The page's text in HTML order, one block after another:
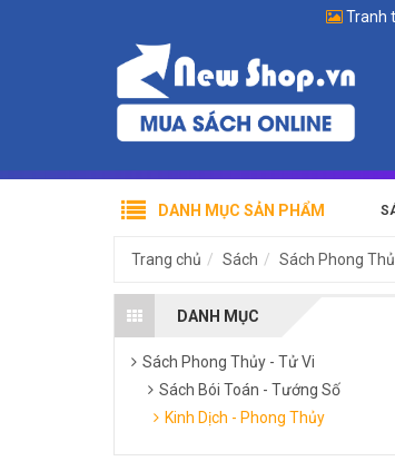
Tranh
DANH MỤC SẢN PHẨM
Trang chủ Sách Sách Phong
DANH MỤC
Sách Phong Thủy - Tử Vi
Sách Bói Toán - Tướng Số
Kinh Dịch - Phong Thủy